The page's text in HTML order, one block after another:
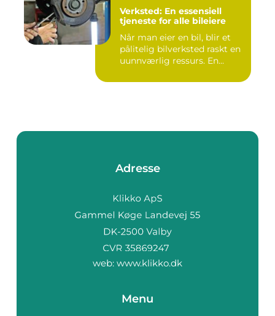
Verksted: En essensiell
tjeneste for alle bileiere
Når man eier en bil, blir et
pålitelig bilverksted raskt en
uunnværlig ressurs. En...
Adresse
web: www.klikko.dk
Menu